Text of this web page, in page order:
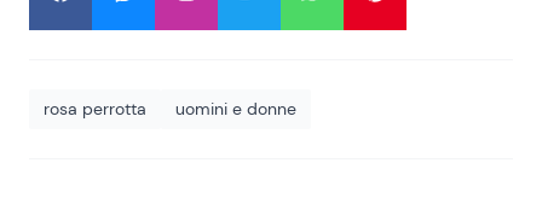
rosa perrotta uomini e donne